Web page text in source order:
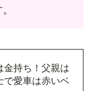
金持ち！父親は
で愛車は赤いベ